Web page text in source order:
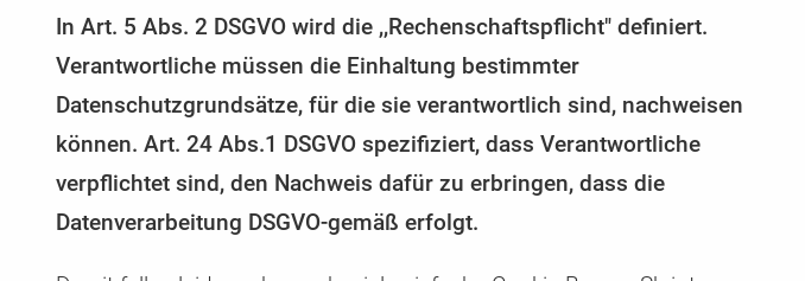
In Art. 5 Abs. 2 DSGVO wird die ,,Rechenschaftspflicht" definiert.
Verantwortliche müssen die Einhaltung bestimmter
Datenschutzgrundsätze, für die sie verantwortlich sind, nachweisen
können. Art. 24 Abs.1 DSGVO spezifiziert, dass Verantwortliche
verpflichtet sind, den Nachweis dafür zu erbringen, dass die
Datenverarbeitung DSGVO-gemäß erfolgt.